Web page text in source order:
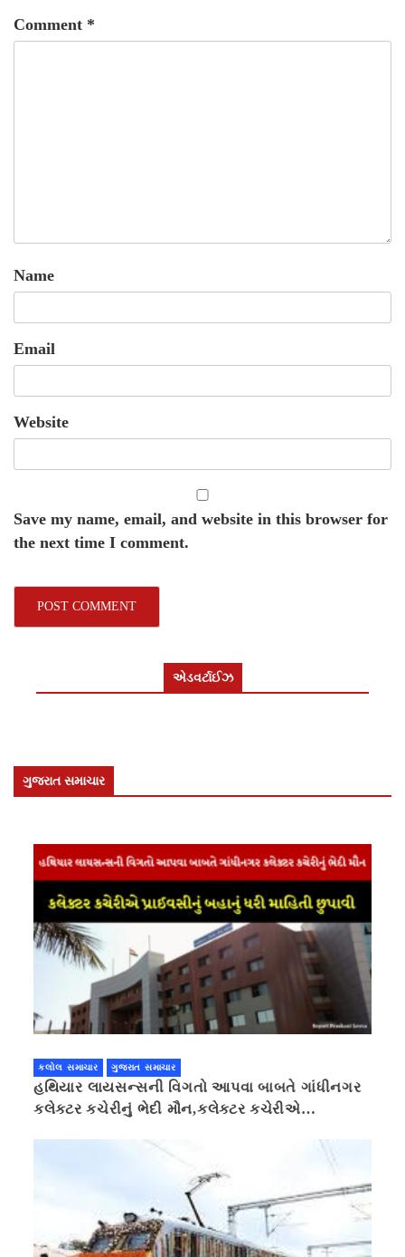
Comment *
Name
Email
Website
Save my name, email, and website in this browser for
the next time I comment.
એડવર્ટાઈઝ
ગુજરાત સમાચાર
કલોલ સમાચાર ગુજરાત સમાચાર
હથિયાર લાયસન્સની વિગતો આપવા બાબતે ગાંધીનગર
કલેક્ટર કચેરીનું ભેદી મૌન,કલેક્ટર કચેરીએ